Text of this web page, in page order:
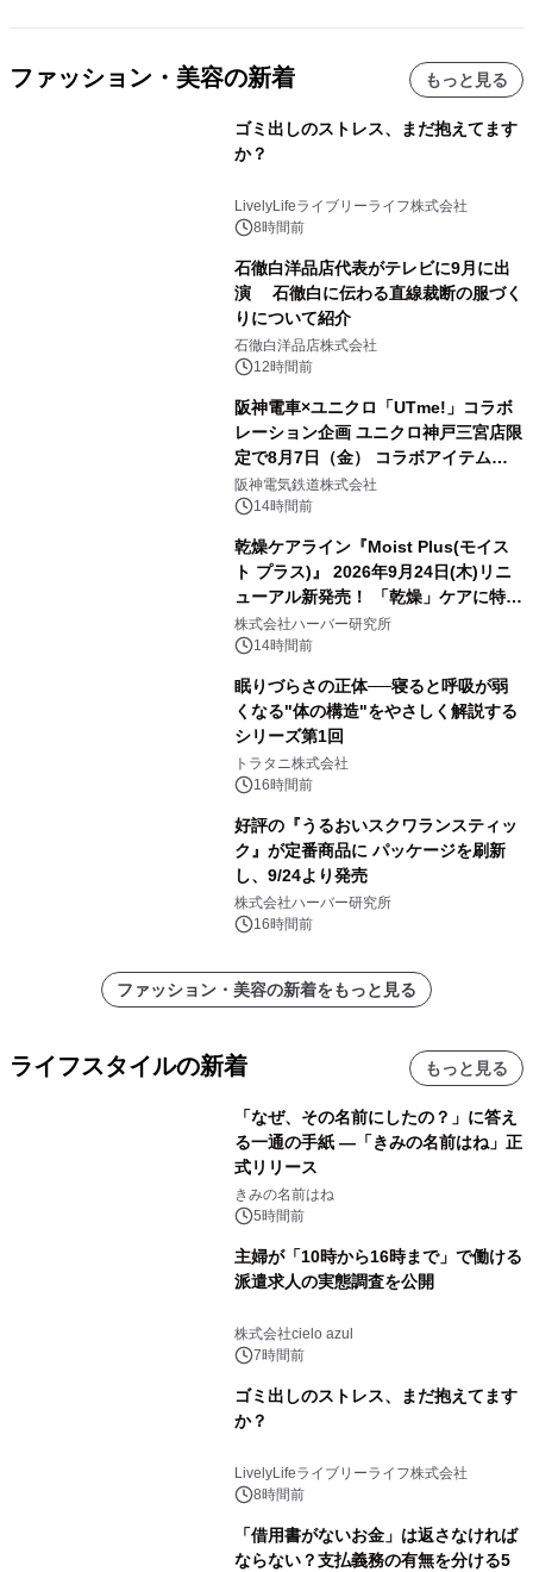
ファッション・美容の新着 もっと見る
ゴミ出しのストレス、まだ抱えてます
か？
LivelyLifeライブリーライフ株式会社
8時間前
石徹白洋品店代表がテレビに9月に出
演 石徹白に伝わる直線裁断の服づく
りについて紹介
石徹白洋品店株式会社
12時間前
阪神電車×ユニクロ「UTme!」コラボ
レーション企画 ユニクロ神戸三宮店限
定で8月7日（金） コラボアイテムが
発売決定！
阪神電気鉄道株式会社
14時間前
乾燥ケアライン『Moist Plus(モイス
ト プラス)』 2026年9月24日(木)リニ
ューアル新発売！ 「乾燥」ケアに特化
し、ライン使いで潤いに満ちた肌へ
株式会社ハーバー研究所
14時間前
眠りづらさの正体──寝ると呼吸が弱
くなる"体の構造"をやさしく解説する
シリーズ第1回
トラタニ株式会社
16時間前
好評の『うるおいスクワランスティッ
ク』が定番商品に パッケージを刷新
し、9/24より発売
株式会社ハーバー研究所
16時間前
ファッション・美容の新着をもっと見る
ライフスタイルの新着 もっと見る
「なぜ、その名前にしたの？」に答え
る一通の手紙 ―「きみの名前はね」正
式リリース
きみの名前はね
5時間前
主婦が「10時から16時まで」で働ける
派遣求人の実態調査を公開
株式会社cielo azul
7時間前
ゴミ出しのストレス、まだ抱えてます
か？
LivelyLifeライブリーライフ株式会社
8時間前
「借用書がないお金」は返さなければ
ならない？支払義務の有無を分ける5